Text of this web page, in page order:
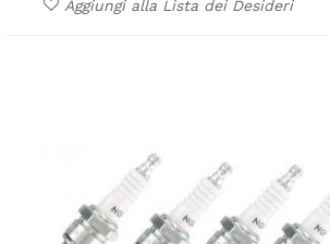
Aggiungi alla Lista dei Desideri